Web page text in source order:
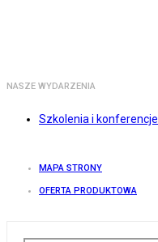
NASZE WYDARZENIA
Szkolenia i konferencje
MAPA STRONY
OFERTA PRODUKTOWA